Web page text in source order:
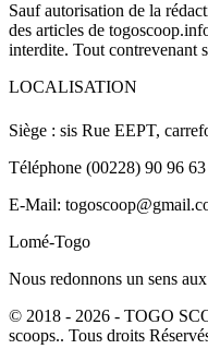
Sauf autorisation de la
des articles de
interdite. Tout contrevenant
LOCALISATION
Siège : sis Rue EEPT,
Téléphone (00228) 90 96
E-Mail:
Lomé-Togo
Nous redonnons un sens
© 2018 - 2026 - TOGO
scoops.. Tous droits